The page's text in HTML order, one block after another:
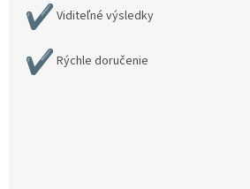
Viditeľné výsledky
Rýchle doručenie